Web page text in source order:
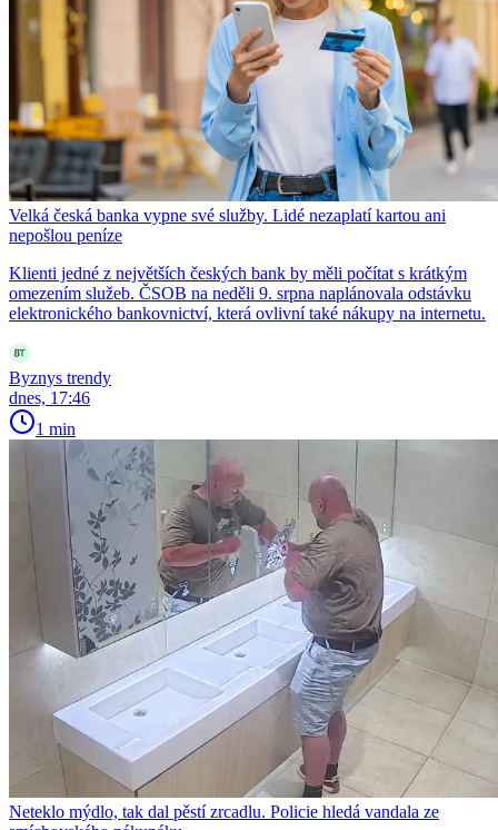
Velká česká banka vypne své služby. Lidé nezaplatí kartou ani
nepošlou peníze
Klienti jedné z největších českých bank by měli počítat s krátkým
omezením služeb. ČSOB na neděli 9. srpna naplánovala odstávku
elektronického bankovnictví, která ovlivní také nákupy na internetu.
Byznys trendy
dnes, 17:46
1 min
Neteklo mýdlo, tak dal pěstí zrcadlu. Policie hledá vandala ze